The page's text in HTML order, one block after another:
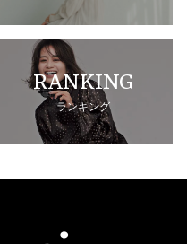
RANKING
ランキング